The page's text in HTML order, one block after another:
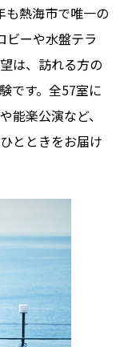
も熱海市で唯一の
ビーや水盤テラ
は、訪れる方の
です。全57室に
能楽公演など、
とときをお届け